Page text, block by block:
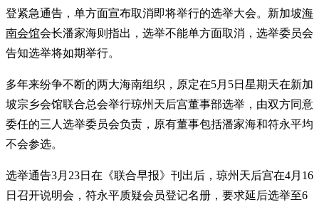
登紧急通告，单方面宣布取消即将举行的选举大会。新加坡海
南会馆会长潘家海则指出，选举不能单方面取消，选举委员会
告知选举将如期举行。
多年来纷争不断的两大海南组织，原定在5月5日星期天在新加
坡宗乡会馆联合总会举行琼州天后宫董事部选举，由双方同意
委任的三人选举委员会负责，原有董事包括潘家海和符永平均
不会参选。
选举通告3月23日在《联合早报》刊出后，琼州天后宫在4月16
日召开说明会，符永平质疑会员登记名册，要求延后选举至6